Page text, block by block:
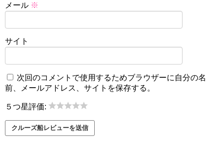
メール ※
サイト
次回のコメントで使用するためブラウザーに自分の名
前、メールアドレス、サイトを保存する。
５つ星評価: